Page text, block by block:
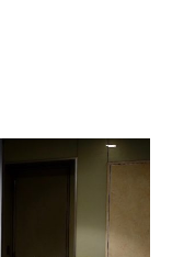
公式アプリ